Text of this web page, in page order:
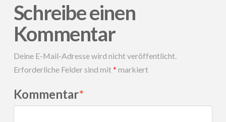
Schreibe einen
Kommentar
Deine E-Mail-Adresse wird nicht veröffentlicht.
Erforderliche Felder sind mit * markiert
Kommentar*